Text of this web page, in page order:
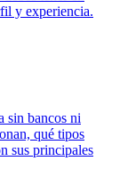
y experiencia.
sin bancos ni
qué tipos
sus principales